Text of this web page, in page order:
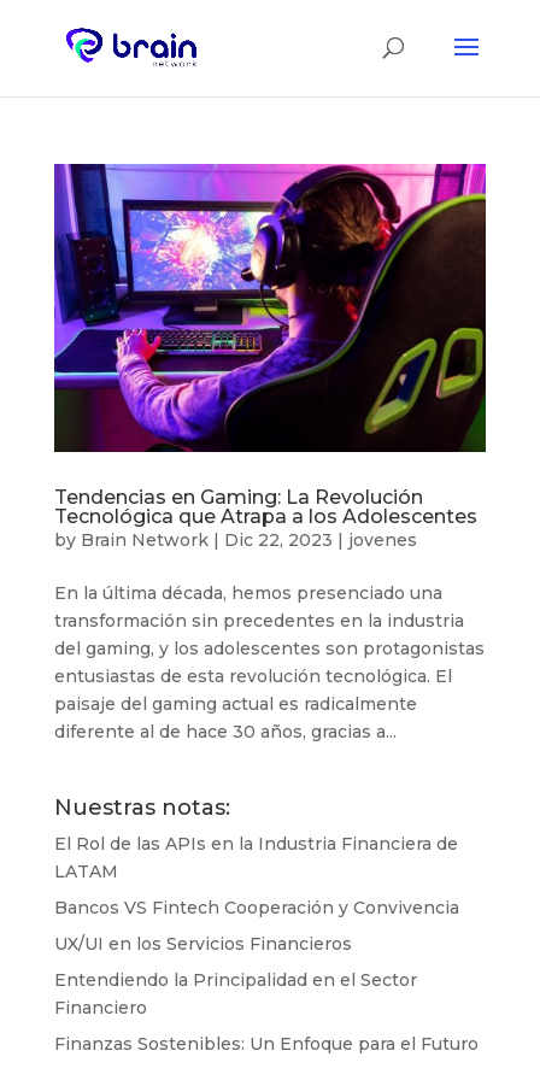
Tendencias en Gaming: La Revolución
Tecnológica que Atrapa a los Adolescentes
by Brain Network| Dic 22, 2023 | jovenes
En la última década, hemos presenciado una
transformación sin precedentes en la industria
del gaming, y los adolescentes son protagonistas
entusiastas de esta revolución tecnológica. El
paisaje del gaming actual es radicalmente
diferente al de hace 30 años, gracias a...
Nuestras notas:
El Rol de las APIs en la Industria Financiera de
LATAM
Bancos VS Fintech Cooperación y Convivencia
UX/UI en los Servicios Financieros
Entendiendo la Principalidad en el Sector
Financiero
Finanzas Sostenibles: Un Enfoque para el Futuro